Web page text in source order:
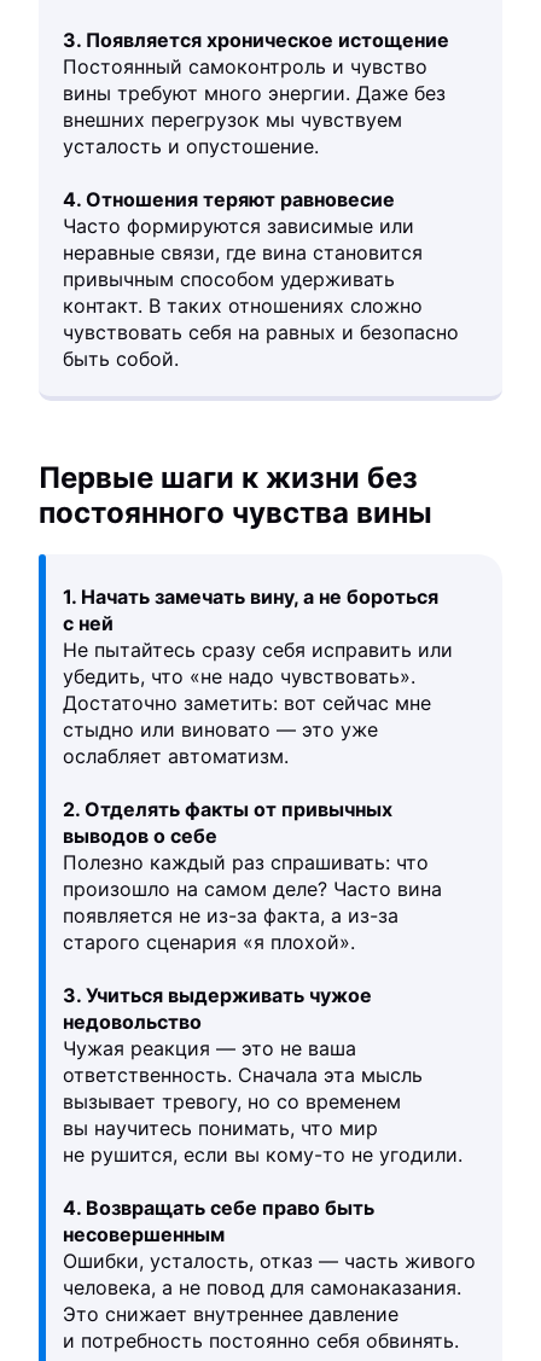
3. Появляется хроническое истощение
Постоянный самоконтроль и чувство
вины требуют много энергии. Даже без
внешних перегрузок мы чувствуем
усталость и опустошение.
4. Отношения теряют равновесие
Часто формируются зависимые или
неравные связи, где вина становится
привычным способом удерживать
контакт. В таких отношениях сложно
чувствовать себя на равных и безопасно
быть собой.
Первые шаги к жизни без
постоянного чувства вины
1. Начать замечать вину, а не бороться
с ней
Не пытайтесь сразу себя исправить или
убедить, что «не надо чувствовать».
Достаточно заметить: вот сейчас мне
стыдно или виновато — это уже
ослабляет автоматизм.
2. Отделять факты от привычных
выводов о себе
Полезно каждый раз спрашивать: что
произошло на самом деле? Часто вина
появляется не из-за факта, а из-за
старого сценария «я плохой».
3. Учиться выдерживать чужое
недовольство
Чужая реакция — это не ваша
ответственность. Сначала эта мысль
вызывает тревогу, но со временем
вы научитесь понимать, что мир
не рушится, если вы кому-то не угодили.
4. Возвращать себе право быть
несовершенным
Ошибки, усталость, отказ — часть живого
человека, а не повод для самонаказания.
Это снижает внутреннее давление
и потребность постоянно себя обвинять.